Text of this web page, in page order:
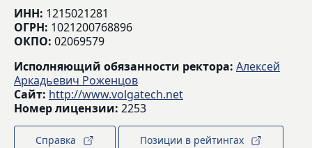
ИНН: 1215021281
ОГРН: 1021200768896
ОКПО: 02069579
Исполняющий обязанности ректора: Алексей
Аркадьевич Роженцов
Сайт: http://www.volgatech.net
Номер лицензии: 2253
Справка Позиции в рейтингах